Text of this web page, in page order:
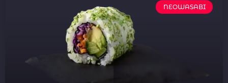
NEOWASABI